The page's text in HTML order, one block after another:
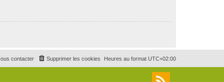
Heures au format UTC+02:00
Supprimer les cookies
contacter